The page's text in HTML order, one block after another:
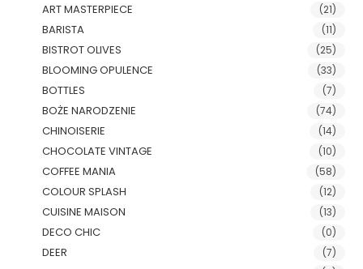
ART MASTERPIECE (21)
BARISTA (11)
BISTROT OLIVES (25)
BLOOMING OPULENCE (33)
BOTTLES (7)
BOŻE NARODZENIE (74)
CHINOISERIE (14)
CHOCOLATE VINTAGE (10)
COFFEE MANIA (58)
COLOUR SPLASH (12)
CUISINE MAISON (13)
DECO CHIC (0)
DEER (7)